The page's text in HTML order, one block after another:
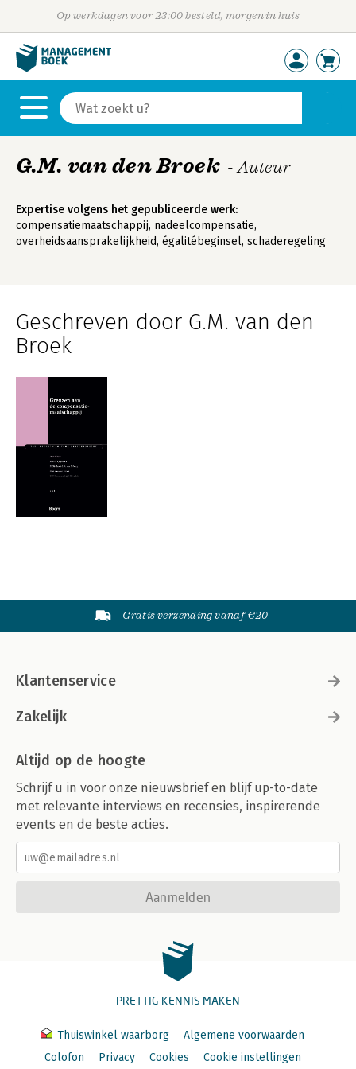
Op werkdagen voor 23:00 besteld, morgen in huis
G.M. van den Broek - Auteur
Expertise volgens het gepubliceerde werk:
compensatiemaatschappij, nadeelcompensatie,
overheidsaansprakelijkheid, égalitébeginsel, schaderegeling
Geschreven door G.M. van den
Broek
Gratis verzending vanaf €20
Klantenservice
Zakelijk
Altijd op de hoogte
Schrijf u in voor onze nieuwsbrief en blijf up-to-date
met relevante interviews en recensies, inspirerende
events en de beste acties.
Aanmelden
PRETTIG KENNIS MAKEN
Thuiswinkel waarborg
Algemene voorwaarden
Colofon
Privacy Cookies Cookie instellingen